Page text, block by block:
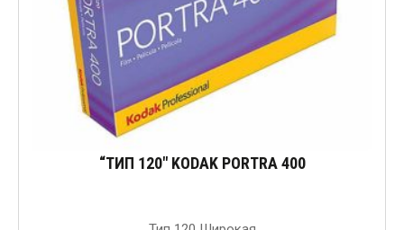
“ТИП 120″ KODAK PORTRA 400